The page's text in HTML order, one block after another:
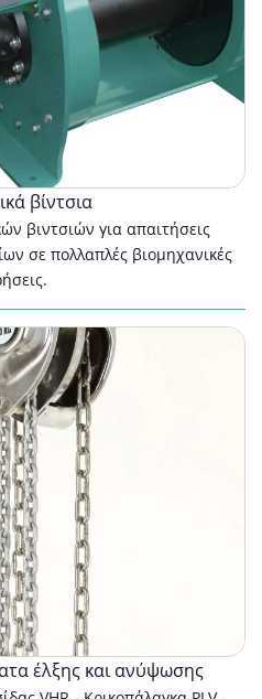
βίντσια
βιντσιών για απαιτήσεις
σε πολλαπλές βιομηχανικές
έλξης και ανύψωσης